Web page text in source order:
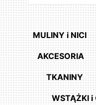
MULINY i NICI
AKCESORIA
TKANINY
WSTĄŻKI i